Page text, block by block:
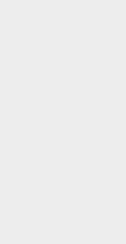
se trgovačkom
izmjene
veleprodajnog
koji se odnosi na
na DSLAM razini i u
usluge, u svrhu
-